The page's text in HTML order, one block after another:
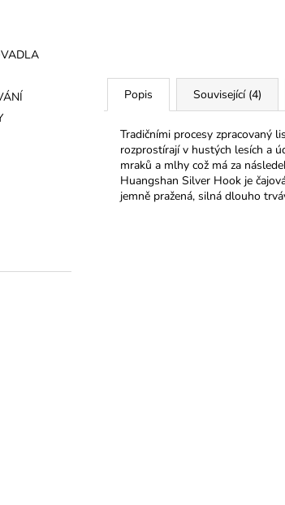
Popis Související (4)
Tradičními procesy zpracovaný
rozprostírají v hustých lesích a
mraků a mlhy což má za
Huangshan Silver Hook je
jemně pražená, silná dlouho